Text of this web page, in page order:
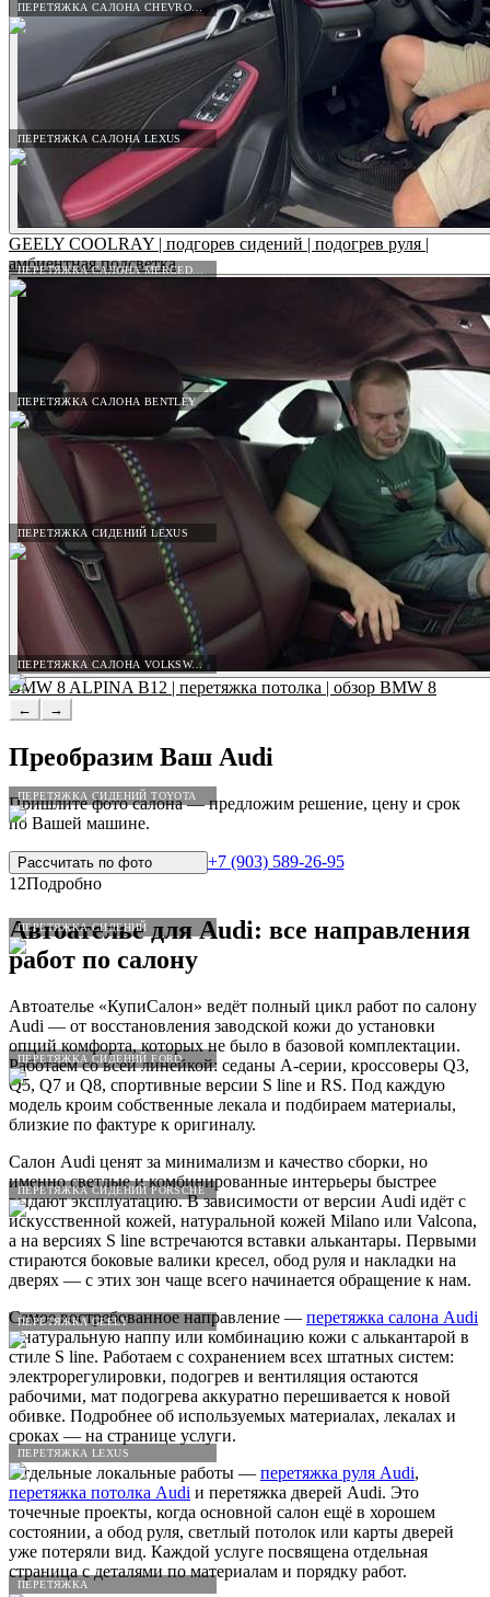
ПЕРЕТЯЖКА САЛОНА CHEVROLET
ПЕРЕТЯЖКА САЛОНА LEXUS
ПЕРЕТЯЖКА САЛОНА BENTLEY
ПЕРЕТЯЖКА СИДЕНИЙ LEXUS
ПЕРЕТЯЖКА САЛОНА VOLKSWAGEN
ПЕРЕТЯЖКА СИДЕНИЙ TOYOTA
ПЕРЕТЯЖКА СИДЕНИЙ
ПЕРЕТЯЖКА СИДЕНИЙ FORD
ПЕРЕТЯЖКА СИДЕНИЙ PORSCHE
ПЕРЕТЯЖКА GEELY
ПЕРЕТЯЖКА LEXUS
ПЕРЕТЯЖКА
GEELY COOLRAY | подгорев сидений | подогрев руля |
амбиентная подсветка
BMW 8 ALPINA B12 | перетяжка потолка | обзор BMW 8
← →
Преобразим Ваш Audi
Пришлите фото салона — предложим решение, цену и срок
по Вашей машине.
Рассчитать по фото
+7 (903) 589-26-95
12Подробно
Автоателье дляAudi: все направления
работ по салону
Автоателье «КупиСалон» ведёт полный цикл работ по салону
Audi — от восстановления заводской кожи до установки
опций комфорта, которых не было в базовой комплектации.
Работаем со всей линейкой: седаны A-серии, кроссоверы Q3,
Q5, Q7 и Q8, спортивные версии S line и RS. Под каждую
модель кроим собственные лекала и подбираем материалы,
близкие по фактуре к оригиналу.
Салон Audi ценят за минимализм и качество сборки, но
именно светлые и комбинированные интерьеры быстрее
выдают эксплуатацию. В зависимости от версии Audi идёт с
искусственной кожей, натуральной кожей Milano или Valcona,
а на версиях S line встречаются вставки алькантары. Первыми
стираются боковые валики кресел, обод руля и накладки на
дверях — с этих зон чаще всего начинается обращение к нам.
Самое востребованное направление — перетяжка салона Audi
в натуральную наппу или комбинацию кожи с алькантарой в
стиле S line. Работаем с сохранением всех штатных систем:
электрорегулировки, подогрев и вентиляция остаются
рабочими, мат подогрева аккуратно перешивается к новой
обивке. Подробнее об используемых материалах, лекалах и
сроках — на странице услуги.
Отдельные локальные работы — перетяжка руля Audi,
перетяжка потолка Audi и перетяжка дверей Audi. Это
точечные проекты, когда основной салон ещё в хорошем
состоянии, а обод руля, светлый потолок или карты дверей
уже потеряли вид. Каждой услуге посвящена отдельная
страница с деталями по материалам и порядку работ.